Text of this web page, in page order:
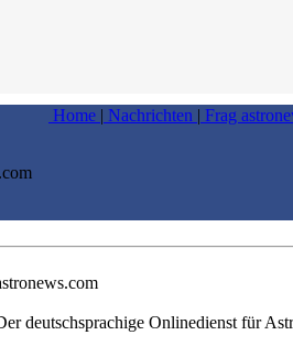
Home | Nachrichten | Frag
deutschsprachige Onlinedienst für